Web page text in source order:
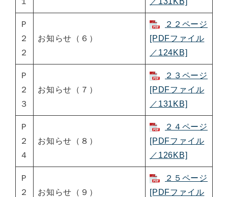
Ｐ
２
２
お知らせ（６）
２２ページ
[PDFファイル
／124KB]
Ｐ
２
３
お知らせ（７）
２３ページ
[PDFファイル
／131KB]
Ｐ
２
４
お知らせ（８）
２４ページ
[PDFファイル
／126KB]
Ｐ
２
お知らせ（９）
２５ページ
[PDFファイル